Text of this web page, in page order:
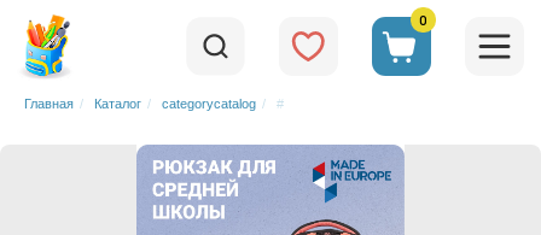
Главная / Каталог / categorycatalog / #